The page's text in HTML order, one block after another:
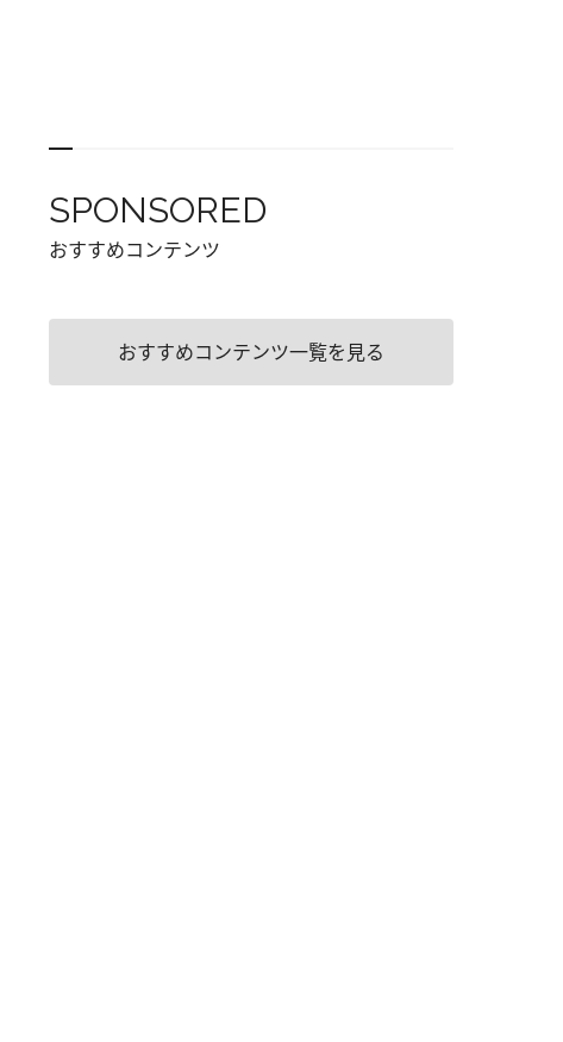
SPONSORED
おすすめコンテンツ
おすすめコンテンツ一覧を見る